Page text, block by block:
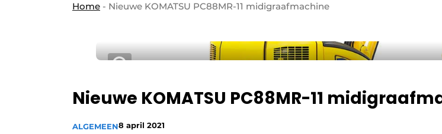
Home - Nieuwe KOMATSU PC88MR-11 midigraafmachine
Nieuwe KOMATSU PC88MR-11
ALGEMEEN8 april 2021